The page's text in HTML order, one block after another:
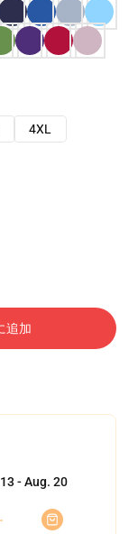
4XL
追加
- Aug. 20